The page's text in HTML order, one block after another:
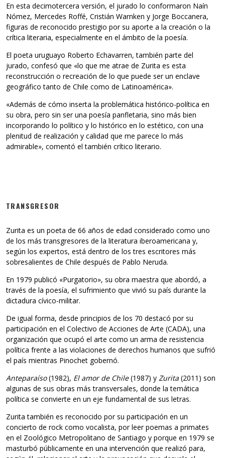
En esta decimotercera versión, el jurado lo conformaron Naín
Nómez, Mercedes Roffé, Cristián Warnken y Jorge Boccanera,
figuras de reconocido prestigio por su aporte a la creación o la
crítica literaria, especialmente en el ámbito de la poesía.
El poeta uruguayo Roberto Echavarren, también parte del
jurado, confesó que «lo que me atrae de Zurita es esta
reconstrucción o recreación de lo que puede ser un enclave
geográfico tanto de Chile como de Latinoamérica».
«Además de cómo inserta la problemática histórico-política en
su obra, pero sin ser una poesía panfletaria, sino más bien
incorporando lo político y lo histórico en lo estético, con una
plenitud de realización y calidad que me parece lo más
admirable», comentó el también crítico literario.
TRANSGRESOR
Zurita es un poeta de 66 años de edad considerado como uno
de los más transgresores de la literatura iberoamericana y,
según los expertos, está dentro de los tres escritores más
sobresalientes de Chile después de Pablo Neruda.
En 1979 publicó «Purgatorio», su obra maestra que abordó, a
través de la poesía, el sufrimiento que vivió su país durante la
dictadura cívico-militar.
De igual forma, desde principios de los 70 destacó por su
participación en el Colectivo de Acciones de Arte (CADA), una
organización que ocupó el arte como un arma de resistencia
política frente a las violaciones de derechos humanos que sufrió
el país mientras Pinochet gobernó.
Anteparaíso(1982), El amor de Chile(1987) y Zurita (2011) son
algunas de sus obras más transversales, donde la temática
política se convierte en un eje fundamental de sus letras.
Zurita también es reconocido por su participación en un
concierto de rock como vocalista, por leer poemas a primates
en el Zoológico Metropolitano de Santiago y porque en 1979 se
masturbó públicamente en una intervención que realizó para,